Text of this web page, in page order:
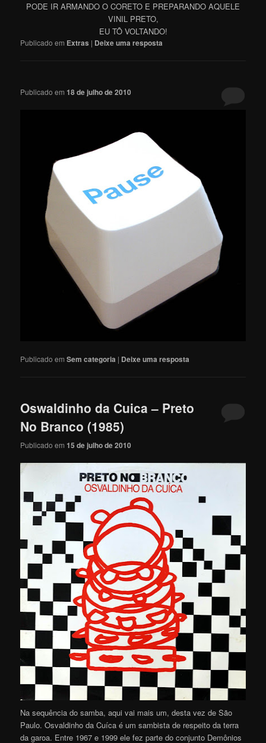
PODE IR ARMANDO O CORETO E PREPARANDO AQUELE
VINIL PRETO,
EU TÔ VOLTANDO!
Publicado em Extras | Deixe uma resposta
Publicado em18 de julho de 2010
Publicado em Sem categoria | Deixe uma resposta
Oswaldinho da Cuica – Preto
No Branco (1985)
Publicado em15 de julho de 2010
Na sequência do samba, aqui vai mais um, desta vez de São
Paulo. Osvaldinho da Cuíca é um sambista de respeito da terra
da garoa. Entre 1967 e 1999 ele fez parte do conjunto Demônios